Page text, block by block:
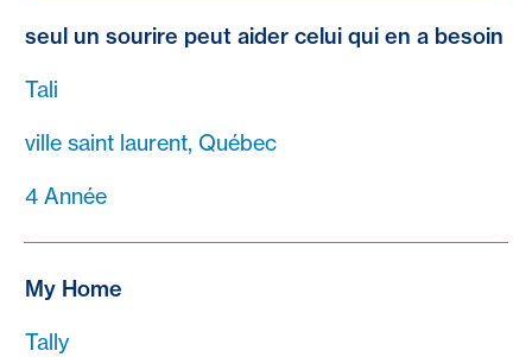
seul un sourire peut aider celui qui en a besoin
Tali
ville saint laurent, Québec
4 Année
My Home
Tally